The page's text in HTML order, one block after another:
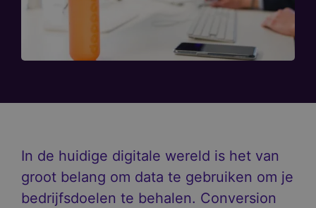
In de huidige digitale wereld is het van
groot belang om data te gebruiken om je
bedrijfsdoelen te behalen. Conversion